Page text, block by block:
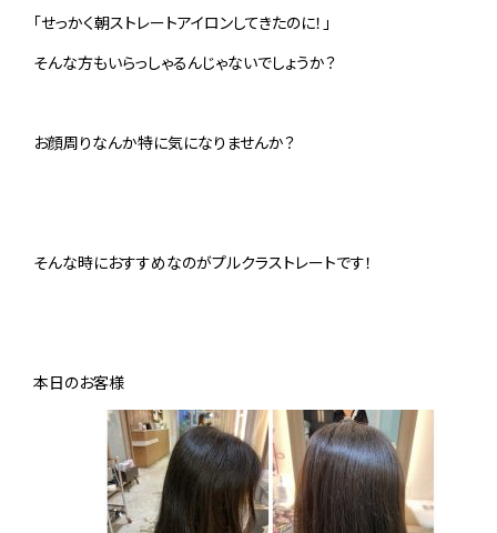
「せっかく朝ストレートアイロンしてきたのに！」
そんな方もいらっしゃるんじゃないでしょうか？
お顔周りなんか特に気になりませんか？
そんな時におすすめなのがプルクラストレートです！
本日のお客様